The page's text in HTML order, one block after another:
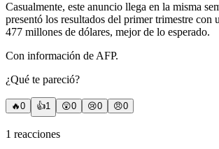
Casualmente, este anuncio llega en la misma
presentó los resultados del primer trimestre con
477 millones de dólares, mejor de lo esperado.
Con información de AFP.
¿Qué te pareció?
🔥0 👍1 😲0 😢0 😠0
1 reacciones